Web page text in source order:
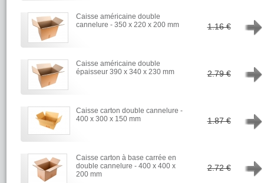
Caisse américaine double
cannelure - 350 x 220 x 200 mm
1.16 €
Caisse américaine double
épaisseur 390 x 340 x 230 mm
2.79 €
Caisse carton double cannelure -
400 x 300 x 150 mm
1.87 €
Caisse carton à base carrée en
double cannelure - 400 x 400 x
200 mm
2.72 €